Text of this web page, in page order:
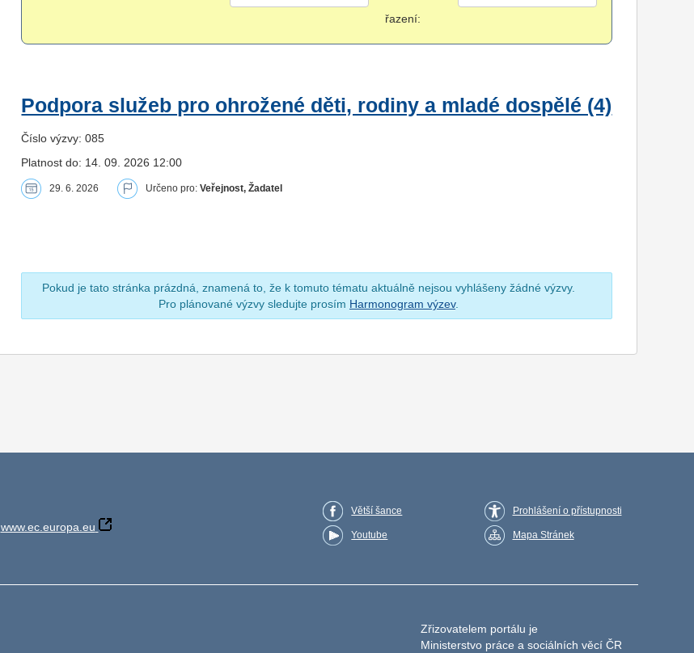
řazení:
Podpora služeb pro ohrožené děti, rodiny a mladé dospělé (4)
Číslo výzvy: 085
Platnost do: 14. 09. 2026 12:00
29. 6. 2026 Určeno pro:Veřejnost, Žadatel
Pokud je tato stránka prázdná, znamená to, že k tomuto tématu aktuálně nejsou vyhlášeny žádné výzvy.
Pro plánované výzvy sledujte prosím Harmonogram výzev.
www.ec.europa.eu
Větší šance
Youtube
Prohlášení o přístupnosti
Mapa Stránek
Zřizovatelem portálu je
Ministerstvo práce a sociálních věcí ČR